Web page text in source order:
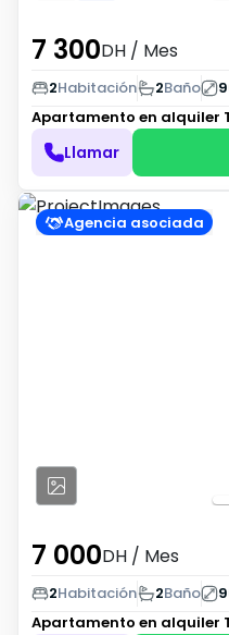
7 300DH / Mes
2Habitación 2Baño
Apartamento en alquiler
Llamar
Agencia asociada
7 000DH / Mes
2Habitación 2Baño
Apartamento en alquiler